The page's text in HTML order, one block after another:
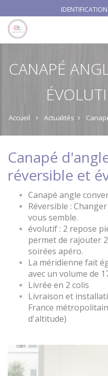
IDENTIFICATION
CANAPÉ
Accueil Actualités
Canapé
réversible et
Canapé angle
Réversible :
vous semble.
évolutif : 2 repose
permet de rajouter
soirées apéro.
La méridienne fait
avec un volume de
Livrée en 2 colis
Livraison et
France
d'altitude)